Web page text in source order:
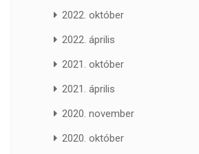
2022. október
2022. április
2021. október
2021. április
2020. november
2020. október